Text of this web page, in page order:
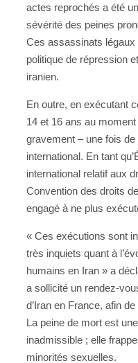
actes reprochés a été
sévérité des peines
Ces assassinats légaux
politique de répression
iranien.
En outre, en exécutant
14 et 16 ans au
gravement – une fois
international. En tant
international relatif aux
Convention des droits de
engagé à ne plus
« Ces exécutions sont
très inquiets quant à
humains en Iran » a
a sollicité un rendez-
d’Iran en France, afin
La peine de mort est
inadmissible ; elle
minorités sexuelles.